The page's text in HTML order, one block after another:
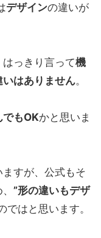
デザインの違いが
っきり言って機
はありません。
でもOKかと思いま
すが、公式もそ
”形の違いもデザ
ではと思います。